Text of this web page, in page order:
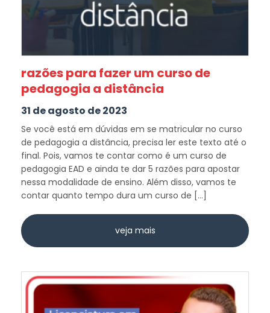
razões para fazer um curso de
pedagogia a distância
31 de agosto de 2023
Se você está em dúvidas em se matricular no curso
de pedagogia a distância, precisa ler este texto até o
final. Pois, vamos te contar como é um curso de
pedagogia EAD e ainda te dar 5 razões para apostar
nessa modalidade de ensino. Além disso, vamos te
contar quanto tempo dura um curso de […]
veja mais